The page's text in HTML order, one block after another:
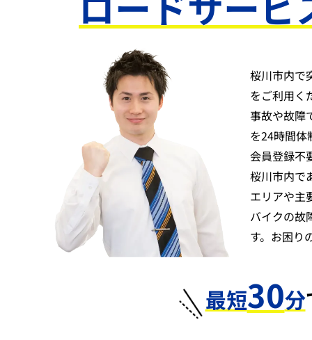
桜川市内で
をご利用く
事故や故障
を24時間体
会員登録不
桜川市内で
エリアや主
バイクの故
す。お困り
最短30分